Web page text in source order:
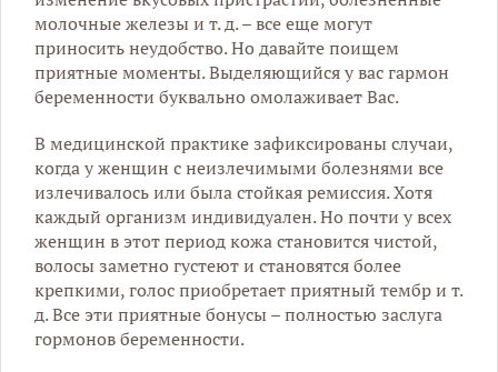
молочные железы и т. д. – все еще могут
приносить неудобство. Но давайте поищем
приятные моменты. Выделяющийся у вас гармон
беременности буквально омолаживает Вас.
В медицинской практике зафиксированы случаи,
когда у женщин с неизлечимыми болезнями все
излечивалось или была стойкая ремиссия. Хотя
каждый организм индивидуален. Но почти у всех
женщин в этот период кожа становится чистой,
волосы заметно густеют и становятся более
крепкими, голос приобретает приятный тембр и т.
д. Все эти приятные бонусы – полностью заслуга
гормонов беременности.